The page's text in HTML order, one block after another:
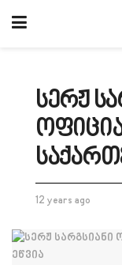
სერჟ
12 years ago